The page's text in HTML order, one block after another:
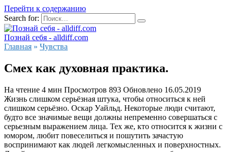
Перейти к содержанию
Search for:
Познай себя - alldiff.com
Главная » Чувства
Смех как духовная практика.
На чтение 4 мин Просмотров 893 Обновлено 16.05.2019
Жизнь слишком серьёзная штука, чтобы относиться к ней
слишком серьёзно. Оскар Уайльд. Некоторые люди считают,
будто все значимые вещи должны непременно совершаться с
серьезным выражением лица. Тех же, кто относится к жизни с
юмором, любит повеселиться и пошутить зачастую
воспринимают как людей легкомысленных и поверхностных.